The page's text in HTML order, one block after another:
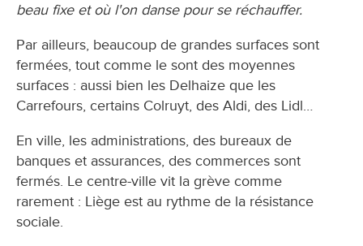
beau fixe et où l'on danse pour se réchauffer.
Par ailleurs, beaucoup de grandes surfaces sont
fermées, tout comme le sont des moyennes
surfaces : aussi bien les Delhaize que les
Carrefours, certains Colruyt, des Aldi, des Lidl…
En ville, les administrations, des bureaux de
banques et assurances, des commerces sont
fermés. Le centre-ville vit la grève comme
rarement : Liège est au rythme de la résistance
sociale.